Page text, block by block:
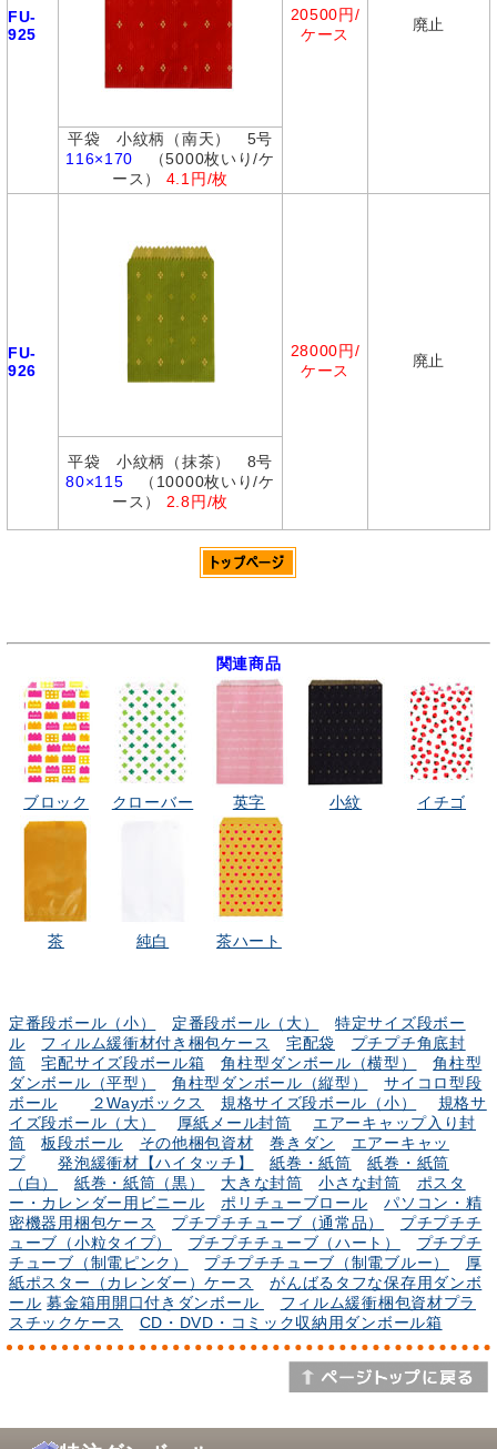
FU-
925
20500円/
ケース
廃止
平袋 小紋柄（南天） 5号
116×170
（5000枚いり/ケ
ース） 4.1円/枚
FU-
926
28000円/
ケース
廃止
平袋 小紋柄（抹茶） 8号
80×115
（10000枚いり/ケ
ース） 2.8円/枚
関連商品
ブロック クローバー 英字 小紋 イチゴ
茶 純白 茶ハート
定番段ボール（小） 定番段ボール（大）
特定サイズ段ボー
ル
フィルム緩衝材付き梱包ケース 宅配袋
プチプチ角底封
筒
宅配サイズ段ボール箱 角柱型ダンボール（横型）
角柱型
ダンボール（平型）
角柱型ダンボール（縦型）
サイコロ型段
ボール
２Wayボックス 規格サイズ段ボール（小）
規格サ
イズ段ボール（大）
厚紙メール封筒
エアーキャップ入り封
筒
板段ボール その他梱包資材 巻きダン
エアーキャッ
プ
発泡緩衝材【ハイタッチ】 紙巻・紙筒
紙巻・紙筒
（白）
紙巻・紙筒（黒） 大きな封筒 小さな封筒
ポスタ
ー・カレンダー用ビニール
ポリチューブロール
パソコン・精
密機器用梱包ケース
プチプチチューブ（通常品）
プチプチチ
ューブ（小粒タイプ）
プチプチチューブ（ハート）
プチプチ
チューブ（制電ピンク）
プチプチチューブ（制電ブルー）
厚
紙ポスター（カレンダー）ケース
がんばるタフな保存用ダンボ
ール 募金箱用開口付きダンボール
フィルム緩衝梱包資材プラ
スチックケース
CD・DVD・コミック収納用ダンボール箱